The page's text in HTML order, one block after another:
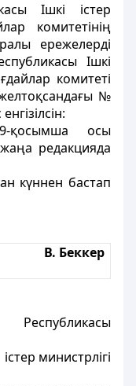
Ішкі істер
комитетінің
ережелерді
Ішкі
комитеті
№
қосымша осы
редакцияда
күннен бастап
В. Беккер
Республикасы
істер министрлігі